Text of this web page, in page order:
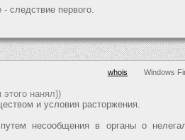
следствие первого.
Windows
whois
нанял))
и условия расторжения.
несообщения в органы о